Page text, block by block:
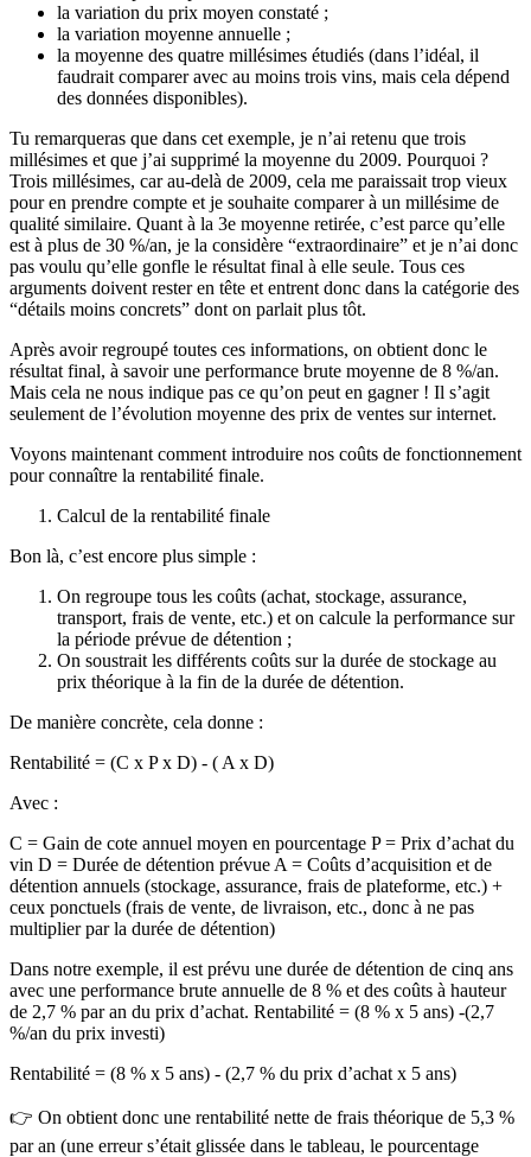
la variation du prix moyen constaté ;
la variation moyenne annuelle ;
la moyenne des quatre millésimes étudiés (dans l’idéal, il
faudrait comparer avec au moins trois vins, mais cela dépend
des données disponibles).
Tu remarqueras que dans cet exemple, je n’ai retenu que trois
millésimes et que j’ai supprimé la moyenne du 2009. Pourquoi ?
Trois millésimes, car au-delà de 2009, cela me paraissait trop vieux
pour en prendre compte et je souhaite comparer à un millésime de
qualité similaire. Quant à la 3e moyenne retirée, c’est parce qu’elle
est à plus de 30 %/an, je la considère “extraordinaire” et je n’ai donc
pas voulu qu’elle gonfle le résultat final à elle seule. Tous ces
arguments doivent rester en tête et entrent donc dans la catégorie des
“détails moins concrets” dont on parlait plus tôt.
Après avoir regroupé toutes ces informations, on obtient donc le
résultat final, à savoir une performance brute moyenne de 8 %/an.
Mais cela ne nous indique pas ce qu’on peut en gagner ! Il s’agit
seulement de l’évolution moyenne des prix de ventes sur internet.
Voyons maintenant comment introduire nos coûts de fonctionnement
pour connaître la rentabilité finale.
Calcul de la rentabilité finale
Bon là, c’est encore plus simple :
On regroupe tous les coûts (achat, stockage, assurance,
transport, frais de vente, etc.) et on calcule la performance sur
la période prévue de détention ;
On soustrait les différents coûts sur la durée de stockage au
prix théorique à la fin de la durée de détention.
De manière concrète, cela donne :
Rentabilité = (C x P x D) - ( A x D)
Avec :
C = Gain de cote annuel moyen en pourcentage P = Prix d’achat du
vin D = Durée de détention prévue A = Coûts d’acquisition et de
détention annuels (stockage, assurance, frais de plateforme, etc.) +
ceux ponctuels (frais de vente, de livraison, etc., donc à ne pas
multiplier par la durée de détention)
Dans notre exemple, il est prévu une durée de détention de cinq ans
avec une performance brute annuelle de 8 % et des coûts à hauteur
de 2,7 % par an du prix d’achat. Rentabilité = (8 % x 5 ans) -(2,7
%/an du prix investi)
Rentabilité = (8 % x 5 ans) - (2,7 % du prix d’achat x 5 ans)
👉 On obtient donc une rentabilité nette de frais théorique de 5,3 %
par an (une erreur s’était glissée dans le tableau, le pourcentage